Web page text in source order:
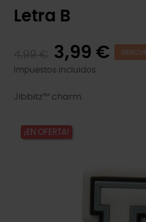
Letra B
3,99 €
Impuestos incluidos
Jibbitz™ charm.
¡EN OFERTA!